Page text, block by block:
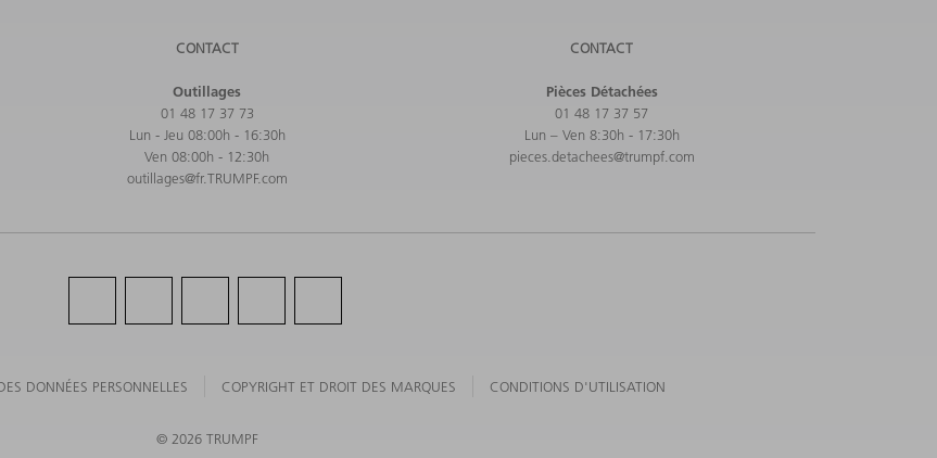
CONTACT
Outillages
01 48 17 37 73
Lun - Jeu 08:00h - 16:30h
Ven 08:00h - 12:30h
outillages@fr.TRUMPF.com
CONTACT
Pièces Détachées
01 48 17 37 57
Lun – Ven 8:30h - 17:30h
pieces.detachees@trumpf.com
DONNÉES PERSONNELLES COPYRIGHT ET DROIT DES MARQUES CONDITIONS D'UTILISATION
© 2026 TRUMPF